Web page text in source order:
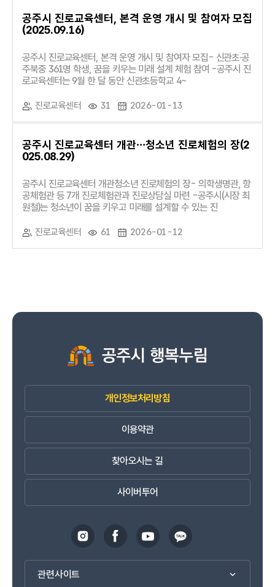
공주시 진로교육센터, 본격 운영 개시 및 참여자 모집
(2025.09.16)
공주시 진로교육센터, 본격 운영 개시 및 참여자 모집- 신관초·공
주북중 361명 학생, 꿈을 키우는 미래 설계 체험 참여 -공주시 진
로교육센터는 9월 한 달 동안 신관초등학교 4~
진로교육센터 31 2026-01-13
공주시 진로교육센터 개관…청소년 진로체험의 장(2
025.08.29)
공주시 진로교육센터 개관청소년 진로체험의 장- 의학생명관, 항
공체험관 등 7개 진로체험관과 진로상담실 마련 -공주시(시장 최
원철)는 청소년이 꿈을 키우고 미래를 설계할 수 있는 진
진로교육센터 61 2026-01-12
개인정보처리방침
이용약관
찾아오시는 길
사이버투어
관련사이트